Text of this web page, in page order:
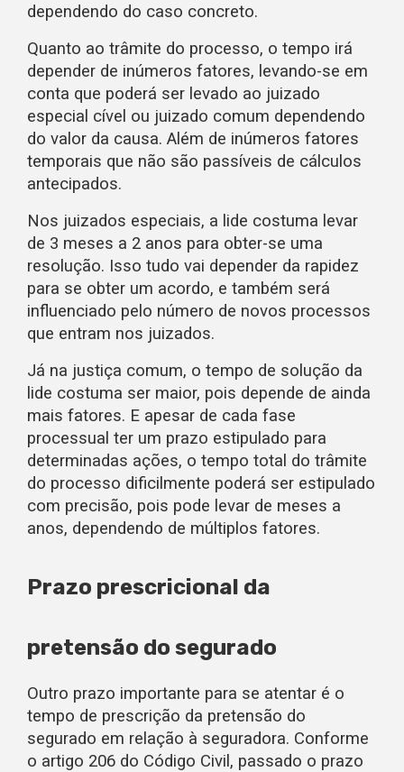
dependendo do caso concreto.
Quanto ao trâmite do processo, o tempo irá
depender de inúmeros fatores, levando-se em
conta que poderá ser levado ao juizado
especial cível ou juizado comum dependendo
do valor da causa. Além de inúmeros fatores
temporais que não são passíveis de cálculos
antecipados.
Nos juizados especiais, a lide costuma levar
de 3 meses a 2 anos para obter-se uma
resolução. Isso tudo vai depender da rapidez
para se obter um acordo, e também será
influenciado pelo número de novos processos
que entram nos juizados.
Já na justiça comum, o tempo de solução da
lide costuma ser maior, pois depende de ainda
mais fatores. E apesar de cada fase
processual ter um prazo estipulado para
determinadas ações, o tempo total do trâmite
do processo dificilmente poderá ser estipulado
com precisão, pois pode levar de meses a
anos, dependendo de múltiplos fatores.
Prazo prescricional da
pretensão do segurado
Outro prazo importante para se atentar é o
tempo de prescrição da pretensão do
segurado em relação à seguradora. Conforme
o artigo 206 do Código Civil, passado o prazo